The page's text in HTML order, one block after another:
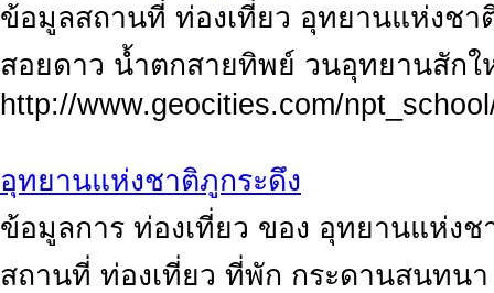
ข้อมูลสถานที่ ท่องเที่ยว อุทยานแห่งช
สอยดาว น้ำตกสายทิพย์ วนอุทยานสัก
http://www.geocities.com/
อุทยานแห่งชาติภูกระดึง
ข้อมูลการ ท่องเที่ยว ของ อุทยานแห่ง
สถานที่ ท่องเที่ยว ที่พัก กระดานสนทน